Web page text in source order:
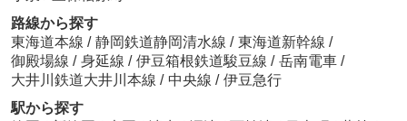
路線から探す
東海道本線 / 静岡鉄道静岡清水線 / 東海道新幹線 /
御殿場線 / 身延線 / 伊豆箱根鉄道駿豆線 / 岳南電車 /
大井川鉄道大井川本線 / 中央線 / 伊豆急行
駅から探す